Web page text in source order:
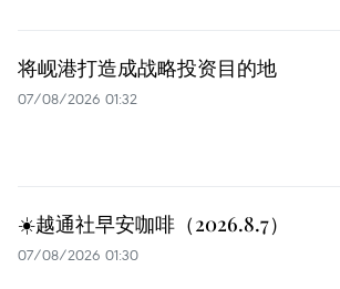
将岘港打造成战略投资目的地
07/08/2026 01:32
☀️越通社早安咖啡（2026.8.7）
07/08/2026 01:30